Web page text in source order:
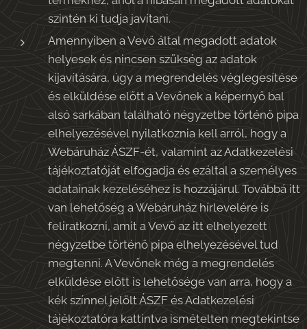
szintén ki tudja javítani.
Amennyiben a Vevő által megadott adatok
helyesek és nincsen szükség az adatok
kijavítására, úgy a megrendelés véglegesítése
és elküldése előtt a Vevőnek a képernyő bal
alsó sarkában található négyzetbe történő pipa
elhelyezésével nyilatkoznia kell arról, hogy a
Webáruház ÁSZF-ét, valamint az Adatkezelési
tájékoztatóját elfogadja és ezáltal a személyes
adatainak kezeléséhez is hozzájárul. Továbbá itt
van lehetőség a Webáruház hírlevelére is
feliratkozni, amit a Vevő az itt elhelyezett
négyzetbe történő pipa elhelyezésével tud
megtenni. A Vevőnek még a megrendelés
elküldése előtt is lehetősége van arra, hogy a
kék színnel jelölt ÁSZF és Adatkezelési
tájékoztatóra kattintva ismételten megtekintse